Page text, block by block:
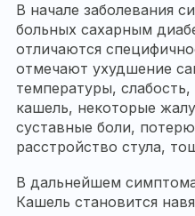
В начале заболевания
больных сахарным
отличаются
отмечают ухудшение
температуры,
кашель, некоторые
суставные боли,
расстройство стула,
В дальнейшем
Кашель становится